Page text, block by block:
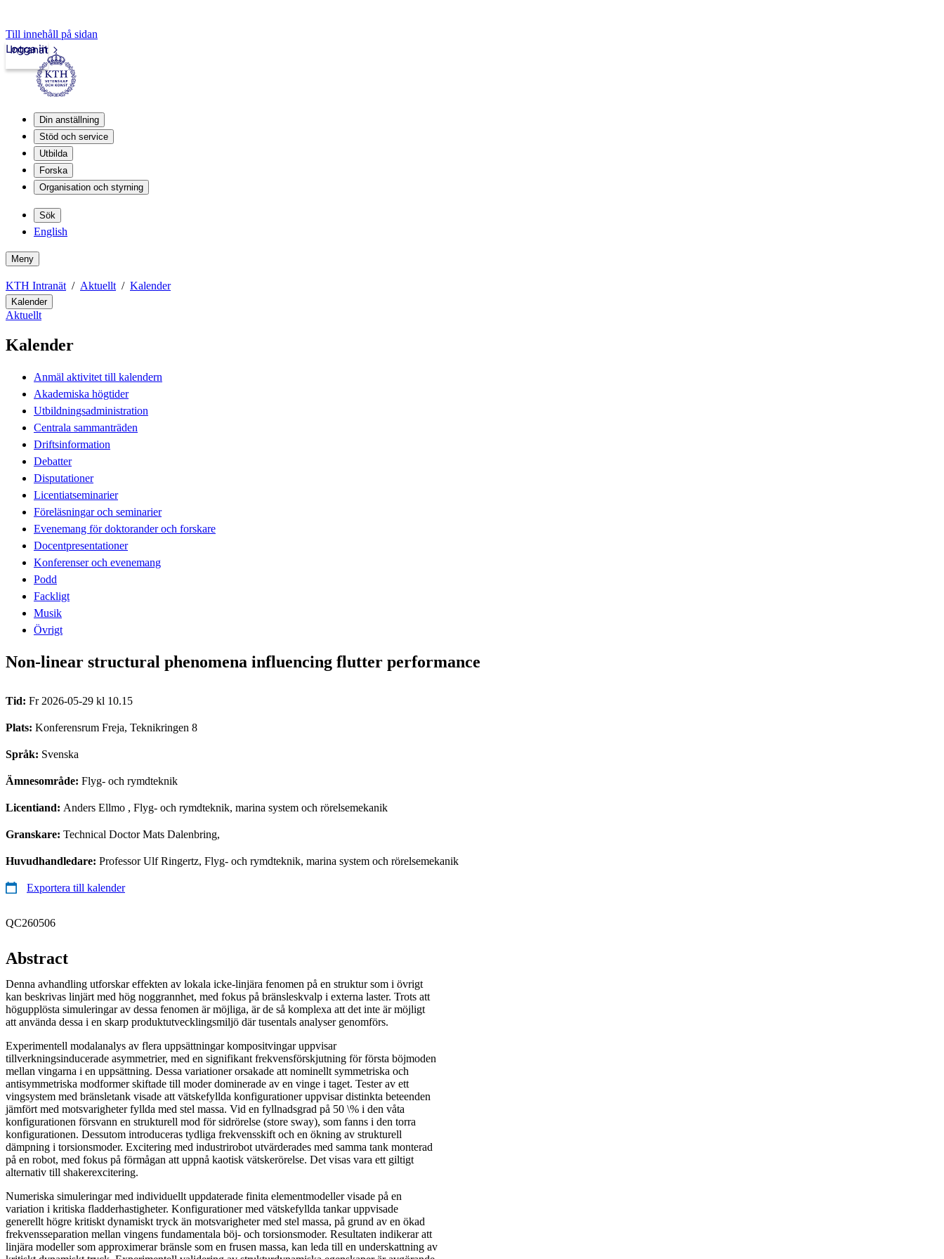
Till innehåll på sidan
Intranät
Logga in
Din anställning
Stöd och service
Utbilda
Forska
Organisation och styrning
Sök
English
Meny
KTH Intranät Aktuellt Kalender
Kalender
Aktuellt
Kalender
Anmäl aktivitet till kalendern
Akademiska högtider
Utbildningsadministration
Centrala sammanträden
Driftsinformation
Debatter
Disputationer
Licentiatseminarier
Föreläsningar och seminarier
Evenemang för doktorander och forskare
Docentpresentationer
Konferenser och evenemang
Podd
Fackligt
Musik
Övrigt
Non-linear structural phenomena influencing flutter performance
Tid: Fr 2026-05-29 kl 10.15
Plats: Konferensrum Freja, Teknikringen 8
Språk: Svenska
Ämnesområde: Flyg- och rymdteknik
Licentiand: Anders Ellmo , Flyg- och rymdteknik, marina system och rörelsemekanik
Granskare: Technical Doctor Mats Dalenbring,
Huvudhandledare: Professor Ulf Ringertz, Flyg- och rymdteknik, marina system och rörelsemekanik
Exportera till kalender
QC260506
Abstract
Denna avhandling utforskar effekten av lokala icke-linjära fenomen på en struktur som i övrigt
kan beskrivas linjärt med hög noggrannhet, med fokus på bränsleskvalp i externa laster. Trots att
högupplösta simuleringar av dessa fenomen är möjliga, är de så komplexa att det inte är möjligt
att använda dessa i en skarp produktutvecklingsmiljö där tusentals analyser genomförs.
Experimentell modalanalys av flera uppsättningar kompositvingar uppvisar
tillverkningsinducerade asymmetrier, med en signifikant frekvensförskjutning för första böjmoden
mellan vingarna i en uppsättning. Dessa variationer orsakade att nominellt symmetriska och
antisymmetriska modformer skiftade till moder dominerade av en vinge i taget. Tester av ett
vingsystem med bränsletank visade att vätskefyllda konfigurationer uppvisar distinkta beteenden
jämfört med motsvarigheter fyllda med stel massa. Vid en fyllnadsgrad på 50 \% i den våta
konfigurationen försvann en strukturell mod för sidrörelse (store sway), som fanns i den torra
konfigurationen. Dessutom introduceras tydliga frekvensskift och en ökning av strukturell
dämpning i torsionsmoder. Excitering med industrirobot utvärderades med samma tank monterad
på en robot, med fokus på förmågan att uppnå kaotisk vätskerörelse. Det visas vara ett giltigt
alternativ till shakerexcitering.
Numeriska simuleringar med individuellt uppdaterade finita elementmodeller visade på en
variation i kritiska fladderhastigheter. Konfigurationer med vätskefyllda tankar uppvisade
generellt högre kritiskt dynamiskt tryck än motsvarigheter med stel massa, på grund av en ökad
frekvensseparation mellan vingens fundamentala böj- och torsionsmoder. Resultaten indikerar att
linjära modeller som approximerar bränsle som en frusen massa, kan leda till en underskattning av